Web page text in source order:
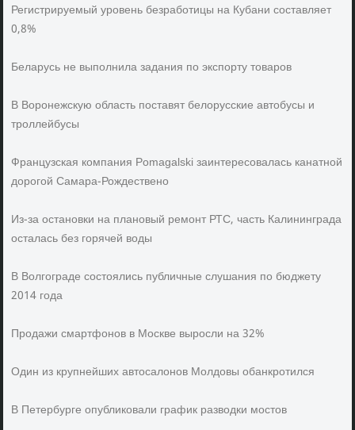
Регистрируемый уровень безработицы на Кубани составляет
0,8%
Беларусь не выполнила задания по экспорту товаров
В Воронежскую область поставят белорусские автобусы и
троллейбусы
Французская компания Pomagalski заинтересовалась канатной
дорогой Самара-Рождествено
Из-за остановки на плановый ремонт РТС, часть Калининграда
осталась без горячей воды
В Волгограде состоялись публичные слушания по бюджету
2014 года
Продажи смартфонов в Москве выросли на 32%
Один из крупнейших автосалонов Молдовы обанкротился
В Петербурге опубликовали график разводки мостов